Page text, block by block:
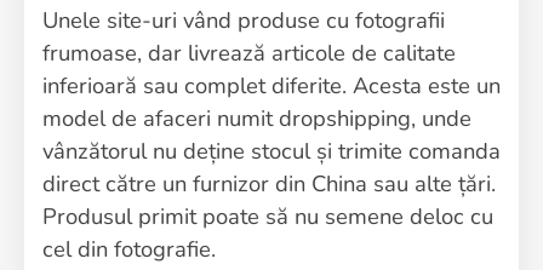
Unele site-uri vând produse cu fotografii
frumoase, dar livrează articole de calitate
inferioară sau complet diferite. Acesta este un
model de afaceri numit dropshipping, unde
vânzătorul nu deține stocul și trimite comanda
direct către un furnizor din China sau alte țări.
Produsul primit poate să nu semene deloc cu
cel din fotografie.